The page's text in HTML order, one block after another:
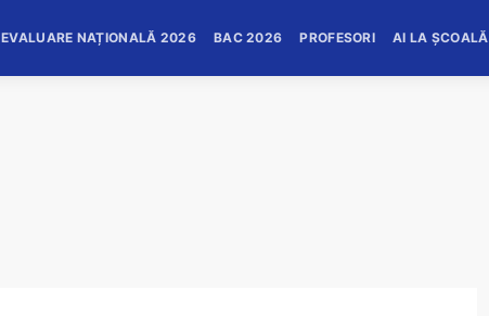
EVALUARE NAȚIONALĂ 2026 BAC 2026 PROFESORI AI LA ȘCOALĂ